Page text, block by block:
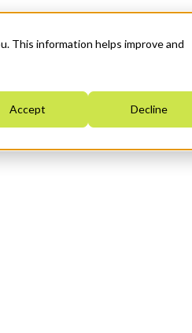
This information helps improve and
Accept Decline